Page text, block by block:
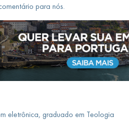
para nós.
eletrônica, graduado em Teologia